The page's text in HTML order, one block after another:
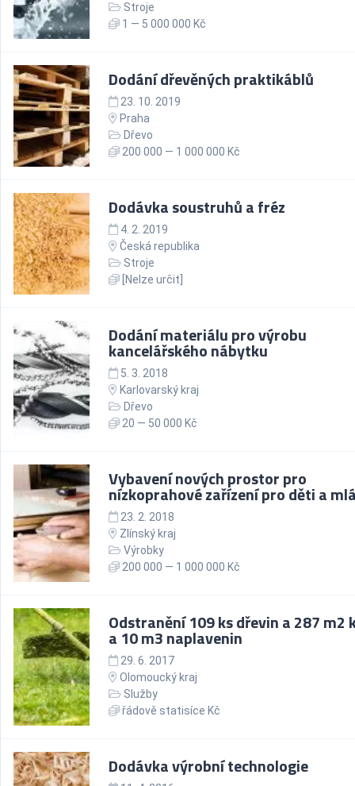
Stroje
1 — 5 000 000 Kč
Dodání dřevěných praktikáblů
23. 10. 2019
Praha
Dřevo
200 000 — 1 000 000 Kč
Dodávka soustruhů a fréz
4. 2. 2019
Česká republika
Stroje
[Nelze určit]
Dodání materiálu pro výrobu
kancelářského nábytku
5. 3. 2018
Karlovarský kraj
Dřevo
20 — 50 000 Kč
Vybavení nových prostor pro
nízkoprahové zařízení pro děti a
23. 2. 2018
Zlínský kraj
Výrobky
200 000 — 1 000 000 Kč
Odstranění 109 ks dřevin a 287 m2
a 10 m3 naplavenin
29. 6. 2017
Olomoucký kraj
Služby
řádově statisíce Kč
Dodávka výrobní technologie